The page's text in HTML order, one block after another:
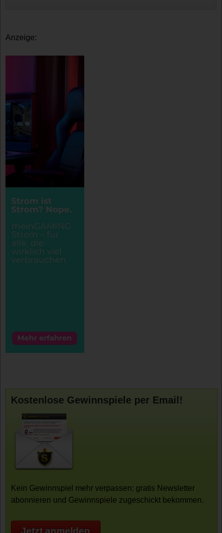
Anzeige:
Kostenlose Gewinnspiele per Email!
Kein Gewinnspiel mehr verpassen: gratis Newsletter
abonnieren und Gewinnspiele zugeschickt bekommen.
Jetzt anmelden